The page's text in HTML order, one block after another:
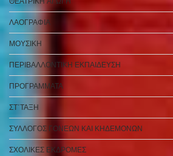
ΛΑΟΓΡΑΦΙΑ
ΜΟΥΣΙΚΗ
ΠΕΡΙΒΑΛΛΟΝΤΙΚΗ ΕΚΠΑΙΔΕΥΣΗ
ΠΡΟΓΡΑΜΜΑΤΑ
ΣΤ΄ΤΑΞΗ
ΣΥΛΛΟΓΟΣ ΓΟΝΕΩΝ ΚΑΙ ΚΗΔΕΜΟΝΩΝ
ΣΧΟΛΙΚΕΣ ΕΚΔΡΟΜΕΣ